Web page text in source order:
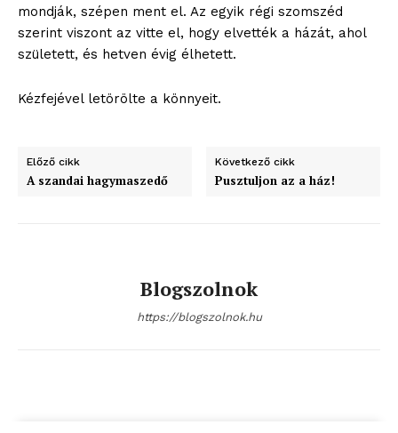
bSZ fiók
Előfizetés
Adatkezelési tájékoztató
mondják, szépen ment el. Az egyik régi szomszéd
szerint viszont az vitte el, hogy elvették a házát, ahol
született, és hetven évig élhetett.
Kézfejével letörölte a könnyeit.
Előző cikk
A szandai hagymaszedő
Következő cikk
Pusztuljon az a ház!
Blogszolnok
https://blogszolnok.hu